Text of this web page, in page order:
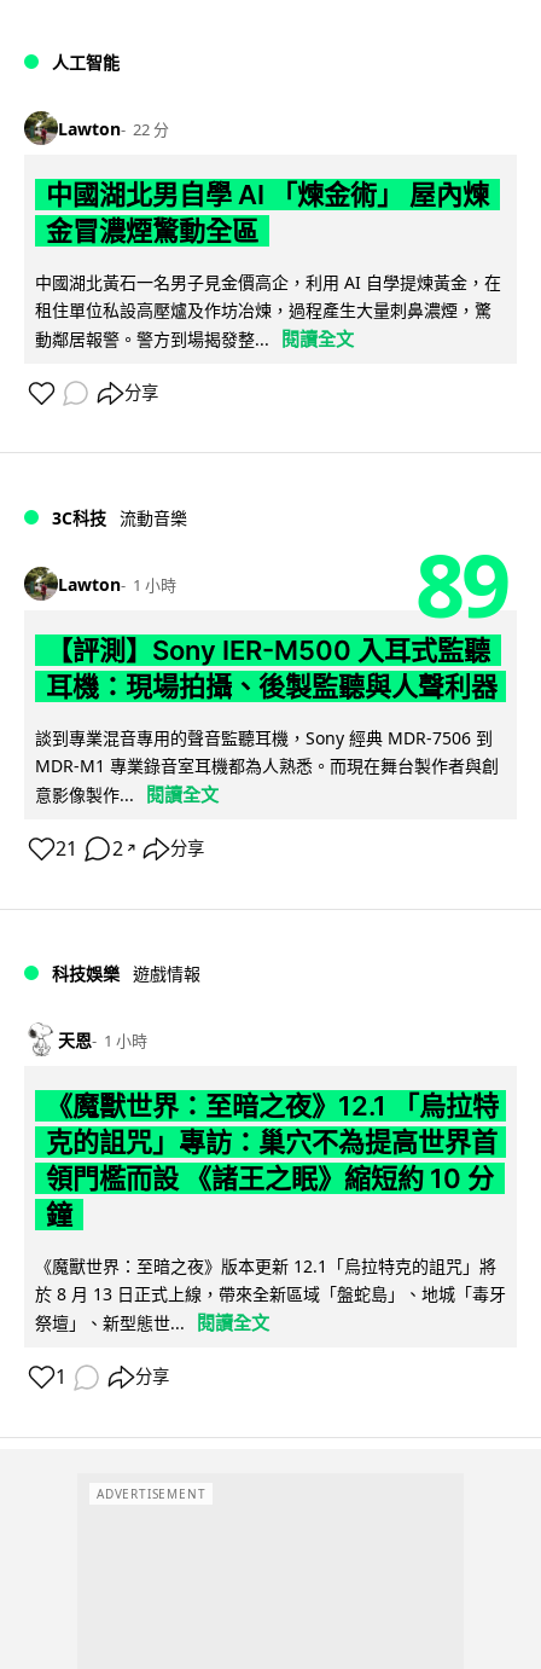
人工智能
Lawton 22 分
中國湖北男自學 AI 「煉金術」 屋內煉
金冒濃煙驚動全區
中國湖北黃石一名男子見金價高企，利用 AI 自學提煉黃金，在
租住單位私設高壓爐及作坊冶煉，過程產生大量刺鼻濃煙，驚
動鄰居報警。警方到場揭發整...
閱讀全文
分享
3C科技 流動音樂
Lawton 1 小時 89
【評測】Sony IER-M500 入耳式監聽
耳機：現場拍攝、後製監聽與人聲利器
談到專業混音專用的聲音監聽耳機，Sony 經典 MDR-7506 到
MDR-M1 專業錄音室耳機都為人熟悉。而現在舞台製作者與創
意影像製作...
閱讀全文
21 2 ↗ 分享
科技娛樂 遊戲情報
天恩 1 小時
《魔獸世界：至暗之夜》12.1 「烏拉特
克的詛咒」專訪：巢穴不為提高世界首
領門檻而設 《諸王之眠》縮短約 10 分
鐘
《魔獸世界：至暗之夜》版本更新 12.1「烏拉特克的詛咒」將
於 8 月 13 日正式上線，帶來全新區域「盤蛇島」、地城「毒牙
祭壇」、新型態世...
閱讀全文
1 分享
ADVERTISEMENT